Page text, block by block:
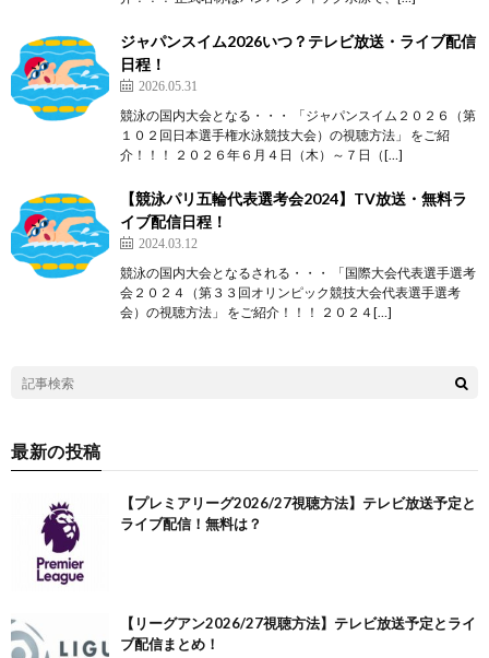
ジャパンスイム2026いつ？テレビ放送・ライブ配信
日程！
2026.05.31
競泳の国内大会となる・・・ 「ジャパンスイム２０２６（第
１０２回日本選手権水泳競技大会）の視聴方法」 をご紹
介！！！ ２０２６年６月４日（木）～７日（[…]
【競泳パリ五輪代表選考会2024】TV放送・無料ラ
イブ配信日程！
2024.03.12
競泳の国内大会となるされる・・・ 「国際大会代表選手選考
会２０２４（第３３回オリンピック競技大会代表選手選考
会）の視聴方法」 をご紹介！！！ ２０２４[…]
最新の投稿
【プレミアリーグ2026/27視聴方法】テレビ放送予定と
ライブ配信！無料は？
【リーグアン2026/27視聴方法】テレビ放送予定とライ
ブ配信まとめ！